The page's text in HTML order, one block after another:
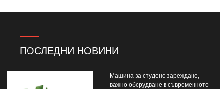
ПОСЛЕДНИ НОВИНИ
Машина за студено зареждане,
важно оборудване в съвременното